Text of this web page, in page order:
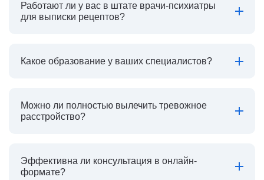
Работают ли у вас в штате врачи-психиатры
для выписки рецептов?
Какое образование у ваших специалистов?
Можно ли полностью вылечить тревожное
расстройство?
Эффективна ли консультация в онлайн-
формате?